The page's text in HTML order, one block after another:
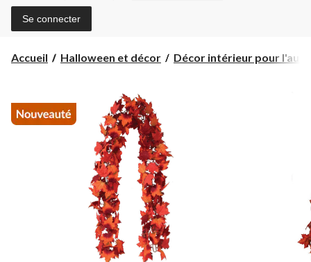
Se connecter
Accueil Halloween et décor Décor intérieur pour